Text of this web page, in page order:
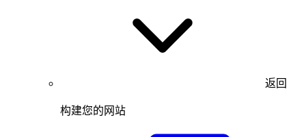
返回
构建您的网站